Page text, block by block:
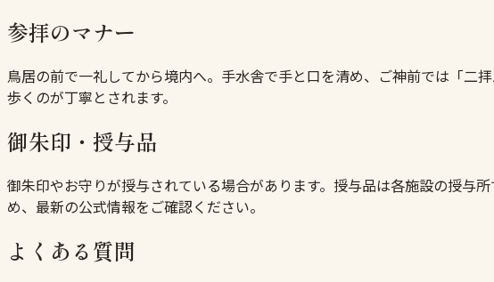
参拝のマナー
鳥居の前で一礼してから境内へ。手水舎で手と口を清め、ご神前では「二
歩くのが丁寧とされます。
御朱印・授与品
御朱印やお守りが授与されている場合があります。授与品は各施設の授与
め、最新の公式情報をご確認ください。
よくある質問